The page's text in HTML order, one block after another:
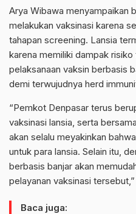
Arya Wibawa menyampaikan
melakukan vaksinasi karena
tahapan screening. Lansia
karena memiliki dampak
pelaksanaan vaksin berbasis
demi terwujudnya herd
“Pemkot Denpasar terus
vaksinasi lansia, serta
akan selalu meyakinkan
untuk para lansia. Selain itu,
berbasis banjar akan
pelayanan vaksinasi
Baca juga: